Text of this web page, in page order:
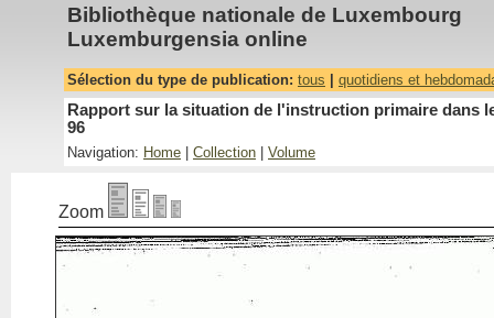
Bibliothèque nationale de Luxembourg
Luxemburgensia online
Sélection du type de publication: tous quotidiens et
Rapport sur la situation de l'instruction primaire dans
96
Navigation: Home Collection Volume
Zoom